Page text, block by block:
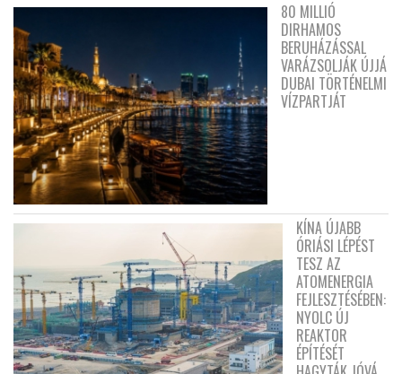
80 MILLIÓ
DIRHAMOS
BERUHÁZÁSSAL
VARÁZSOLJÁK ÚJJÁ
DUBAI TÖRTÉNELMI
VÍZPARTJÁT
KÍNA ÚJABB
ÓRIÁSI LÉPÉST
TESZ AZ
ATOMENERGIA
FEJLESZTÉSÉBEN:
NYOLC ÚJ
REAKTOR
ÉPÍTÉSÉT